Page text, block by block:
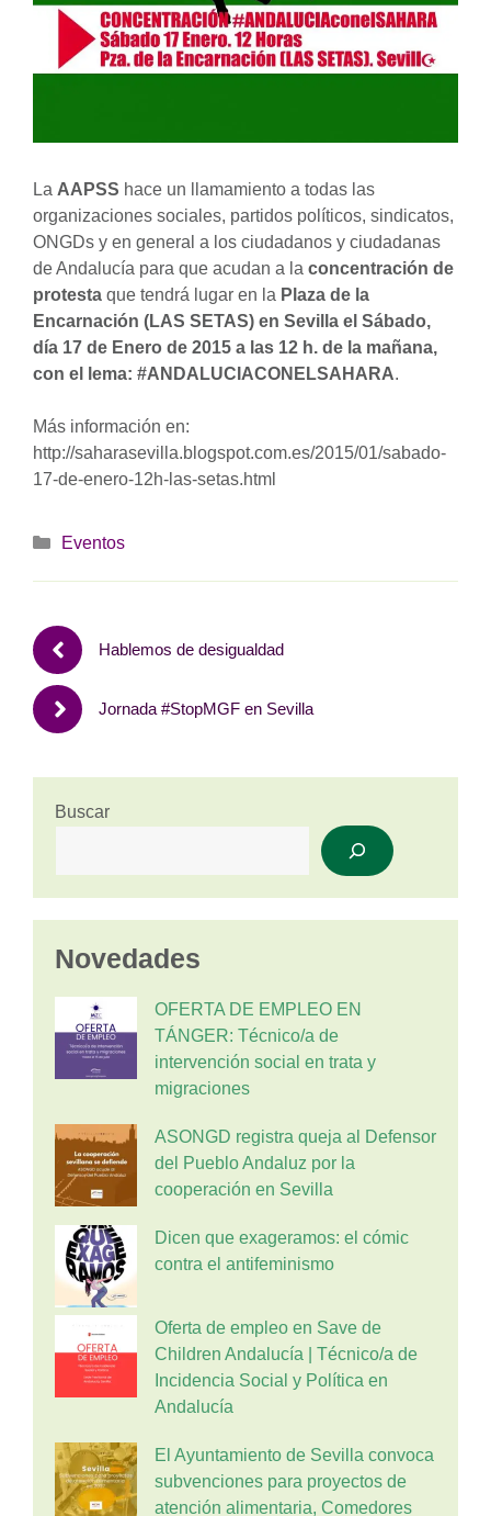
La AAPSS hace un llamamiento a todas las
organizaciones sociales, partidos políticos, sindicatos,
ONGDs y en general a los ciudadanos y ciudadanas
de Andalucía para que acudan a la concentración de
protesta que tendrá lugar en la Plaza de la
Encarnación (LAS SETAS) en Sevilla el Sábado,
día 17 de Enero de 2015 a las 12 h. de la mañana,
con el lema: #ANDALUCIACONELSAHARA.
Más información en:
http://saharasevilla.blogspot.com.es/2015/01/sabado-
17-de-enero-12h-las-setas.html
Categorías
Eventos
Hablemos de desigualdad
Jornada ‪#‎StopMGF‬ en Sevilla
Buscar
Novedades
OFERTA DE EMPLEO EN
TÁNGER: Técnico/a de
intervención social en trata y
migraciones
ASONGD registra queja al Defensor
del Pueblo Andaluz por la
cooperación en Sevilla
Dicen que exageramos: el cómic
contra el antifeminismo
Oferta de empleo en Save de
Children Andalucía | Técnico/a de
Incidencia Social y Política en
Andalucía
El Ayuntamiento de Sevilla convoca
subvenciones para proyectos de
atención alimentaria, Comedores